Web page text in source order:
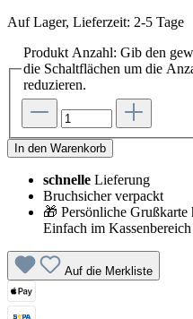
Auf Lager, Lieferzeit: 2-5 Tage
Produkt Anzahl: Gib den
die Schaltflächen um die
reduzieren.
In den Warenkorb
schnelle Lieferung
Bruchsicher verpackt
🎁 Persönliche Grußkarte
Einfach im Kassenbereich
Auf die Merkliste